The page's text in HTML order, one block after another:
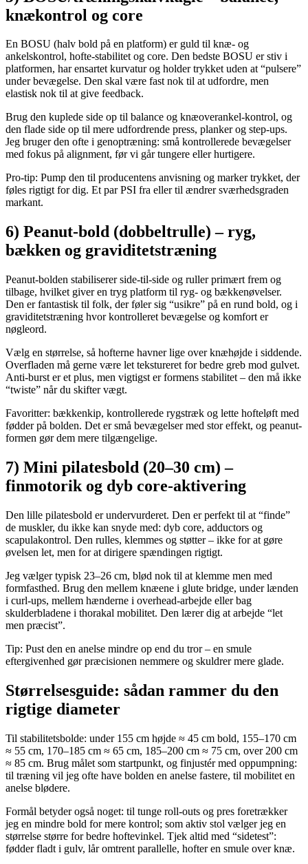
knækontrol og core
En BOSU (halv bold på en platform) er guld til knæ- og
ankelskontrol, hofte-stabilitet og core. Den bedste BOSU er stiv i
platformen, har ensartet kurvatur og holder trykket uden at “pulsere”
under bevægelse. Den skal være fast nok til at udfordre, men
elastisk nok til at give feedback.
Brug den kuplede side op til balance og knæoverankel-kontrol, og
den flade side op til mere udfordrende press, planker og step-ups.
Jeg bruger den ofte i genoptræning: små kontrollerede bevægelser
med fokus på alignment, før vi går tungere eller hurtigere.
Pro-tip: Pump den til producentens anvisning og marker trykket, der
føles rigtigt for dig. Et par PSI fra eller til ændrer sværhedsgraden
markant.
6) Peanut-bold (dobbeltrulle) – ryg,
bækken og graviditetstræning
Peanut-bolden stabiliserer side-til-side og ruller primært frem og
tilbage, hvilket giver en tryg platform til ryg- og bækkenøvelser.
Den er fantastisk til folk, der føler sig “usikre” på en rund bold, og i
graviditetstræning hvor kontrolleret bevægelse og komfort er
nøgleord.
Vælg en størrelse, så hofterne havner lige over knæhøjde i siddende.
Overfladen må gerne være let tekstureret for bedre greb mod gulvet.
Anti-burst er et plus, men vigtigst er formens stabilitet – den må ikke
“twiste” når du skifter vægt.
Favoritter: bækkenkip, kontrollerede rygstræk og lette hofteløft med
fødder på bolden. Det er små bevægelser med stor effekt, og peanut-
formen gør dem mere tilgængelige.
7) Mini pilatesbold (20–30 cm) –
finmotorik og dyb core-aktivering
Den lille pilatesbold er undervurderet. Den er perfekt til at “finde”
de muskler, du ikke kan snyde med: dyb core, adductors og
scapulakontrol. Den rulles, klemmes og støtter – ikke for at gøre
øvelsen let, men for at dirigere spændingen rigtigt.
Jeg vælger typisk 23–26 cm, blød nok til at klemme men med
formfasthed. Brug den mellem knæene i glute bridge, under lænden
i curl-ups, mellem hænderne i overhead-arbejde eller bag
skulderbladene i thorakal mobilitet. Den lærer dig at arbejde “let
men præcist”.
Tip: Pust den en anelse mindre op end du tror – en smule
eftergivenhed gør præcisionen nemmere og skuldrer mere glade.
Størrelsesguide: sådan rammer du den
rigtige diameter
Til stabilitetsbolde: under 155 cm højde ≈ 45 cm bold, 155–170 cm
≈ 55 cm, 170–185 cm ≈ 65 cm, 185–200 cm ≈ 75 cm, over 200 cm
≈ 85 cm. Brug målet som startpunkt, og finjustér med oppumpning:
til træning vil jeg ofte have bolden en anelse fastere, til mobilitet en
anelse blødere.
Formål betyder også noget: til tunge roll-outs og pres foretrækker
jeg en mindre bold for mere kontrol; som aktiv stol vælger jeg en
størrelse større for bedre hoftevinkel. Tjek altid med “sidetest”:
fødder fladt i gulv, lår omtrent parallelle, hofter en smule over knæ.